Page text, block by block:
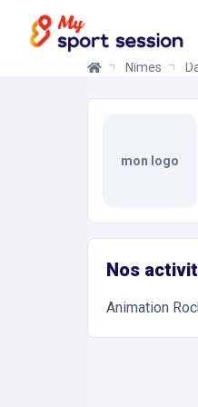
Nîmes
mon logo
Nos
Animation